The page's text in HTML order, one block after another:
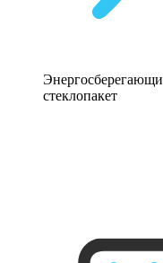
стеклопакет